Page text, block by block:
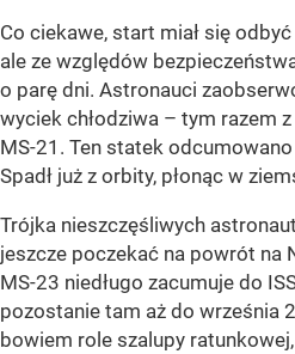
Co ciekawe, start miał się
ale ze względów
o parę dni. Astronauci
wyciek chłodziwa – tym razem
MS-21. Ten statek
Spadł już z orbity, płonąc w
Trójka nieszczęśliwych
jeszcze poczekać na powrót na
MS-23 niedługo zacumuje do
pozostanie tam aż do września
bowiem role szalupy